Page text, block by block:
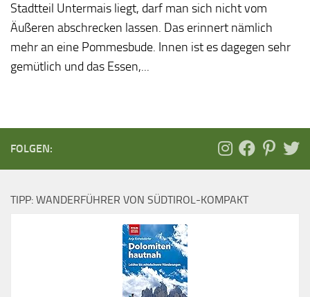
Stadtteil Untermais liegt, darf man sich nicht vom
Äußeren abschrecken lassen. Das erinnert nämlich
mehr an eine Pommesbude. Innen ist es dagegen sehr
gemütlich und das Essen,...
FOLGEN:
TIPP: WANDERFÜHRER VON SÜDTIROL-KOMPAKT